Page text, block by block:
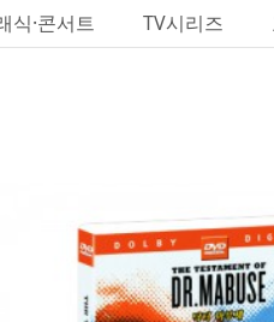
식·콘서트 TV시리즈